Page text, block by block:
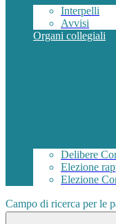
Interpelli
Avvisi
Organi collegiali
Delibere
Elezione
Elezione
Campo di ricerca per le